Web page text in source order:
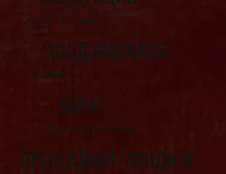
Авто / Ручная
ХОЛД ВИПЛАТЫ
1 день
КАПА
По согласованию
ПРЕЛЕНДИНГ/ЛЕНДИНГ